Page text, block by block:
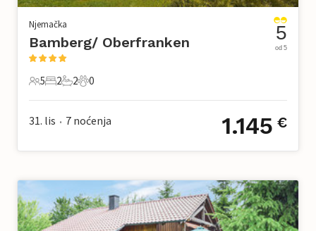
Njemačka
Bamberg/ Oberfranken
5 Gosti
5
2 Spavaće sobe
2
2 Kupaonice
2
0 Kućni ljubimac
0
5
od 5
31. lis • 7 noćenja 1.145 €